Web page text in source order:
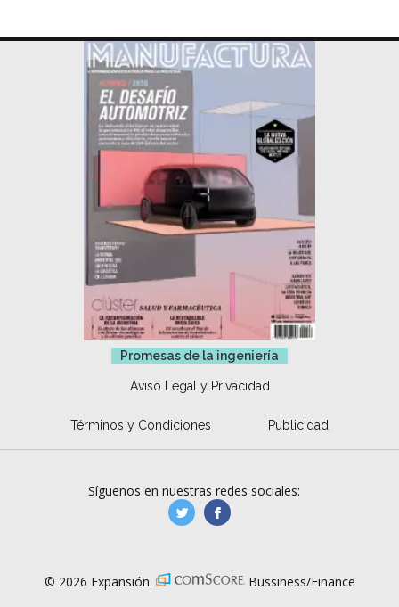
Promesas de la ingeniería
Aviso Legal y Privacidad
Términos y Condiciones Publicidad
Síguenos en nuestras redes sociales:
manufacturaGE
© 2026 Expansión. Bussiness/Finance